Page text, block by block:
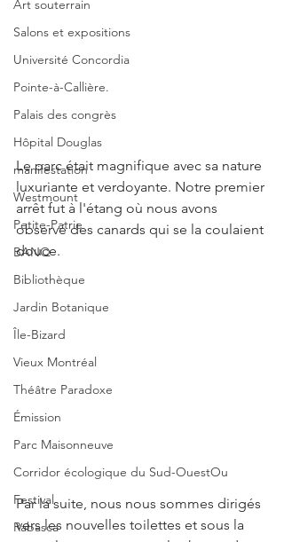
Art souterrain
Salons et expositions
Université Concordia
Pointe-à-Callière.
Palais des congrès
Hôpital Douglas
manifestation
Westmount
Petite-Patrie
BANQ
Bibliothèque
Jardin Botanique
Île-Bizard
Vieux Montréal
Théâtre Paradoxe
Émission
Parc Maisonneuve
Corridor écologique du Sud-OuestOu
Festival
Rabasca
Le parc était magnifique avec sa nature
luxuriante et verdoyante. Notre premier
arrêt fut à l'étang où nous avons
observé des canards qui se la coulaient
douce.
Par la suite, nous nous sommes dirigés
vers les nouvelles toilettes et sous la